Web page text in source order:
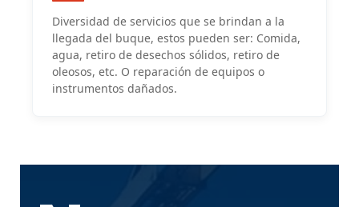
Diversidad de servicios que se brindan a la
llegada del buque, estos pueden ser: Comida,
agua, retiro de desechos sólidos, retiro de
oleosos, etc. O reparación de equipos o
instrumentos dañados.